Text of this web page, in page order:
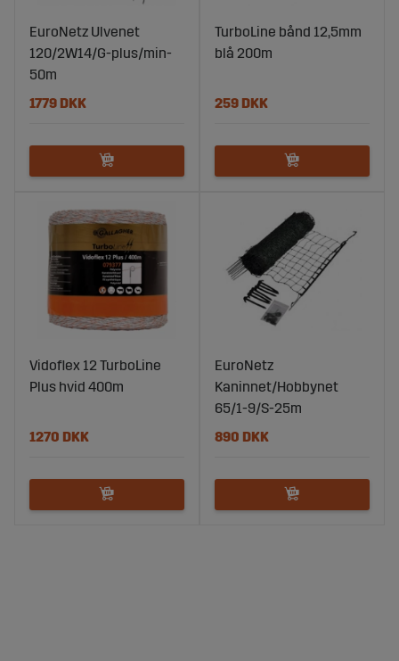
EuroNetz Ulvenet
120/2W14/G-plus/min-
50m
1779 DKK
TurboLine bånd 12,5mm
blå 200m
259 DKK
Vidoflex 12 TurboLine
Plus hvid 400m
1270 DKK
EuroNetz
Kaninnet/Hobbynet
65/1-9/S-25m
890 DKK